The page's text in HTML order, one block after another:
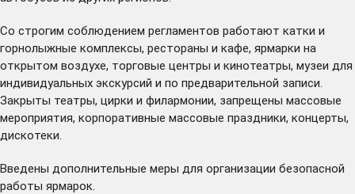
Со строгим соблюдением регламентов работают катки и
горнолыжные комплексы, рестораны и кафе, ярмарки на
открытом воздухе, торговые центры и кинотеатры, музеи для
индивидуальных экскурсий и по предварительной записи.
Закрыты театры, цирки и филармонии, запрещены массовые
мероприятия, корпоративные массовые праздники, концерты,
дискотеки.
Введены дополнительные меры для организации безопасной
работы ярмарок.